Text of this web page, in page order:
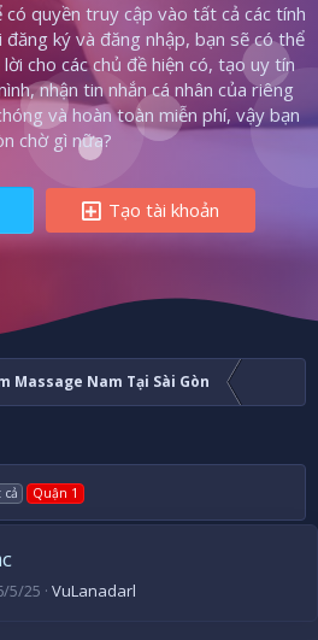
quyền truy cập vào tất cả các tính
đăng ký và đăng nhập, bạn sẽ có thể
cho các chủ đề hiện có, tạo uy tín
nhận tin nhắn cá nhân của riêng
và hoàn toàn miễn phí, vậy bạn
chờ gì nữa?
Tạo tài khoản
Massage Nam Tại Sài Gòn
cả Quận 1
5/25 VuLanadarl